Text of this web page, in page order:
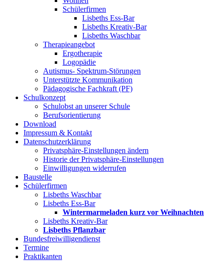
Schülerfirmen
Lisbeths Ess-Bar
Lisbeths Kreativ-Bar
Lisbeths Waschbar
Therapieangebot
Ergotherapie
Logopädie
Autismus- Spektrum-Störungen
Unterstützte Kommunikation
Pädagogische Fachkraft (PF)
Schulkonzept
Schulobst an unserer Schule
Berufsorientierung
Download
Impressum & Kontakt
Datenschutzerklärung
Privatsphäre-Einstellungen ändern
Historie der Privatsphäre-Einstellungen
Einwilligungen widerrufen
Baustelle
Schülerfirmen
Lisbeths Waschbar
Lisbeths Ess-Bar
Wintermarmeladen kurz vor Weihnachten
Lisbeths Kreativ-Bar
Lisbeths Pflanzbar
Bundesfreiwilligendienst
Termine
Praktikanten